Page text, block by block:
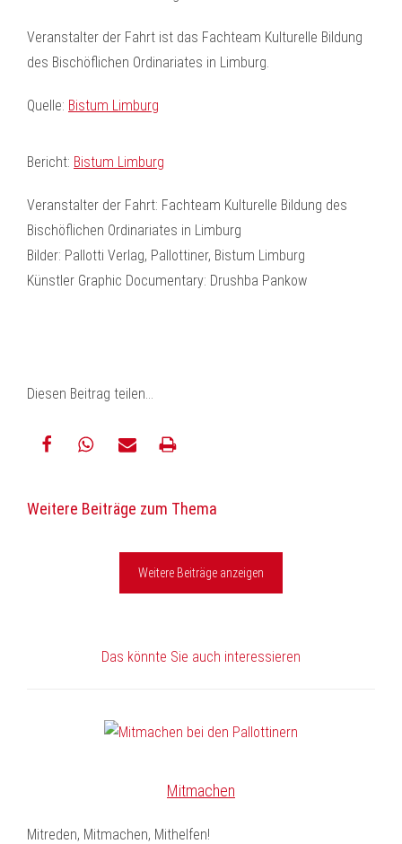
Veranstalter der Fahrt ist das Fachteam Kulturelle Bildung
des Bischöflichen Ordinariates in Limburg.
Quelle: Bistum Limburg
Bericht: Bistum Limburg
Veranstalter der Fahrt: Fachteam Kulturelle Bildung des
Bischöflichen Ordinariates in Limburg
Bilder: Pallotti Verlag, Pallottiner, Bistum Limburg
Künstler Graphic Documentary: Drushba Pankow
Diesen Beitrag teilen…
Mail
Weitere Beiträge zum Thema
Weitere Beiträge anzeigen
Das könnte Sie auch interessieren
Mitmachen
Mitreden, Mitmachen, Mithelfen!